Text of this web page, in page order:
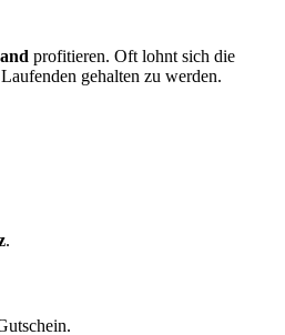
profitieren. Oft lohnt sich die
gehalten zu werden.
.